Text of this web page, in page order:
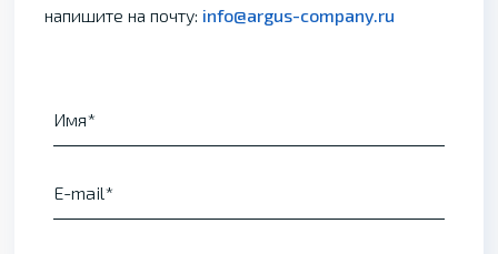
напишите на почту: info@argus-company.ru
Имя
E-mail